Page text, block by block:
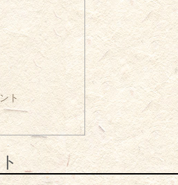
ト